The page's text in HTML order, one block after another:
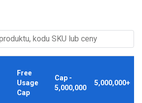
Free
Usage
Cap
Cap -
5,000,000
5,000,000+